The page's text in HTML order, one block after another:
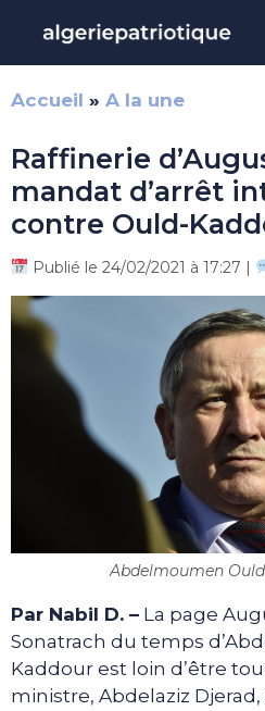
contenu
Accueil » A la une
Raffinerie
mandat d’arrêt
contre Ould-
Publié le 24/02/2021 à 17:27 |
Abdelmoumen
Par Nabil D. – La page
Sonatrach du temps
Kaddour est loin d’être
ministre, Abdelaziz